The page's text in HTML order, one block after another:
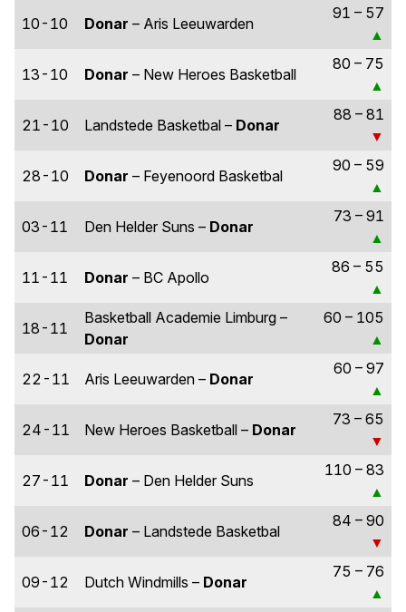
10-10 Donar – Aris Leeuwarden
91 – 57
13-10 Donar – New Heroes Basketball
80 – 75
21-10 Landstede Basketbal – Donar
88 – 81
28-10 Donar – Feyenoord Basketbal
90 – 59
03-11 Den Helder Suns – Donar
73 – 91
11-11 Donar – BC Apollo
86 – 55
18-11
Basketball Academie Limburg –
Donar
60 – 105
22-11 Aris Leeuwarden – Donar
60 – 97
24-11 New Heroes Basketball – Donar
73 – 65
27-11 Donar – Den Helder Suns
110 – 83
06-12 Donar – Landstede Basketbal
84 – 90
09-12 Dutch Windmills – Donar
75 – 76